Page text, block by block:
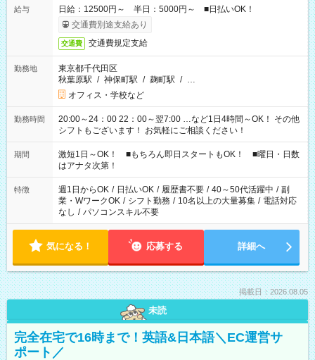
給与
日給：12500円～ 半日：5000円～ ■日払いOK！
交通費別途支給あり
交通費 交通費規定支給
勤務地
東京都千代田区
秋葉原駅 / 神保町駅 / 麹町駅 / …
オフィス・学校など
勤務時間
20:00～24：00 22：00～翌7:00 …など1日4時間～OK！ その他
シフトもございます！ お気軽にご相談ください！
期間
激短1日～OK！ ■もちろん即日スタートもOK！ ■曜日・日数
はアナタ次第！
特徴 週1日からOK / 日払いOK / 履歴書不要 / 40～50代活躍中 / 副
業・WワークOK / シフト勤務 / 10名以上の大量募集 / 電話対応
なし / パソコンスキル不要
気になる！ 応募する 詳細へ
掲載日：2026.08.05
未読
完全在宅で16時まで！英語&日本語＼EC運営サ
ポート／